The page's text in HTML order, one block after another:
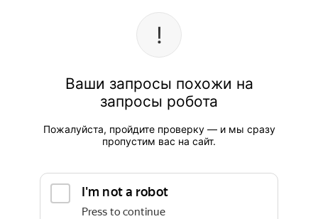
Ваши запросы похожи на
запросы робота
Пожалуйста, пройдите проверку — и мы сразу
пропустим вас на сайт.